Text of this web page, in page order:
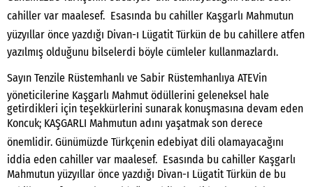
cahiller var maalesef. Esasında bu cahiller Kaşgarlı Mahmutun
yüzyıllar önce yazdığı Divan-ı Lügatit Türkün de bu cahillere atfen
yazılmış olduğunu bilselerdi böyle cümleler kullanmazlardı.
Sayın Tenzile Rüstemhanlı ve Sabir Rüstemhanlıya ATEVin
yöneticilerine Kaşgarlı Mahmut ödüllerini geleneksel hale
getirdikleri için teşekkürlerini sunarak konuşmasına devam eden
Koncuk; KAŞGARLI Mahmutun adını yaşatmak son derece
önemlidir. Günümüzde Türkçenin edebiyat dili olamayacağını
iddia eden cahiller var maalesef. Esasında bu cahiller Kaşgarlı
Mahmutun yüzyıllar önce yazdığı Divan-ı Lügatit Türkün de bu